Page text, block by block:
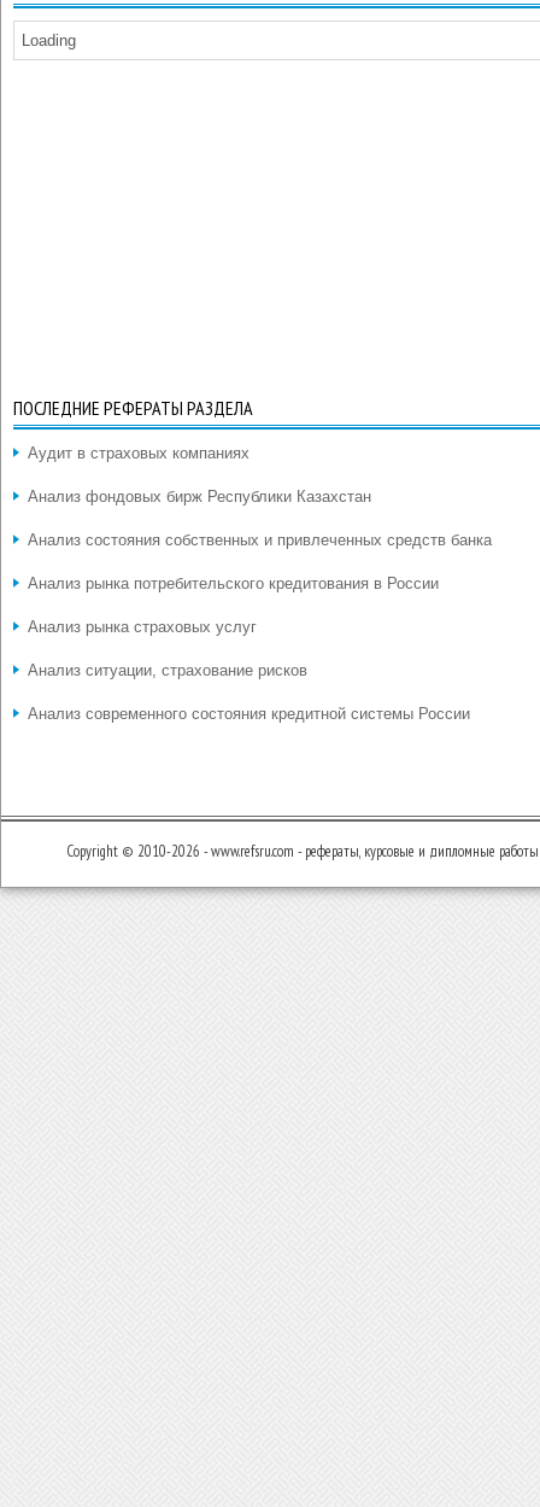
Loading
ПОСЛЕДНИЕ РЕФЕРАТЫ РАЗДЕЛА
Аудит в страховых компаниях
Анализ фондовых бирж Республики Казахстан
Анализ состояния собственных и привлеченных средств банка
Анализ рынка потребительского кредитования в России
Анализ рынка страховых услуг
Анализ ситуации, страхование рисков
Анализ современного состояния кредитной системы России
Copyright © 2010-2026 - www.refsru.com - рефераты, курсовые и дипломные работы